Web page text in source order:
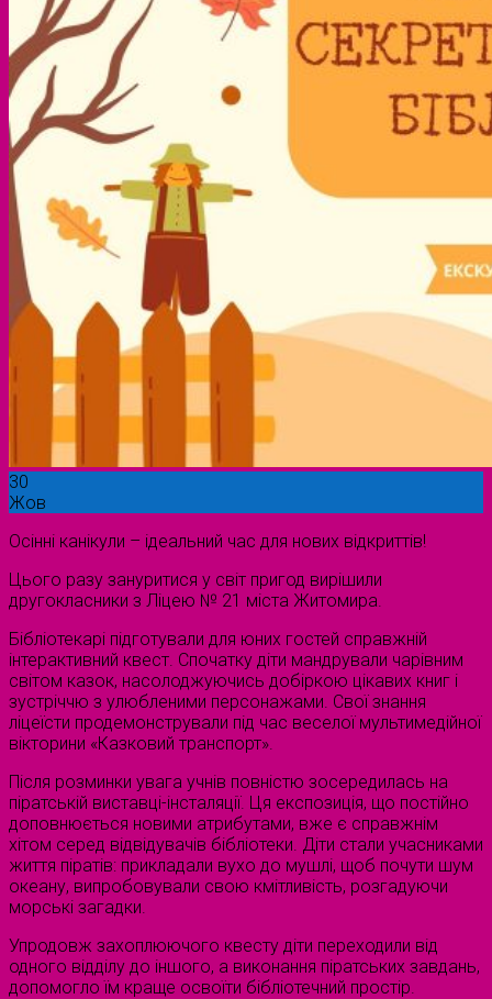
30
Жов
Осінні канікули – ідеальний час для нових відкриттів!
Цього разу зануритися у світ пригод вирішили
другокласники з Ліцею № 21 міста Житомира.
Бібліотекарі підготували для юних гостей справжній
інтерактивний квест. Спочатку діти мандрували чарівним
світом казок, насолоджуючись добіркою цікавих книг і
зустріччю з улюбленими персонажами. Свої знання
ліцеїсти продемонстрували під час веселої мультимедійної
вікторини «Казковий транспорт».
Після розминки увага учнів повністю зосередилась на
піратській виставці-інсталяції. Ця експозиція, що постійно
доповнюється новими атрибутами, вже є справжнім
хітом серед відвідувачів бібліотеки. Діти стали учасниками
життя піратів: прикладали вухо до мушлі, щоб почути шум
океану, випробовували свою кмітливість, розгадуючи
морські загадки.
Упродовж захоплюючого квесту діти переходили від
одного відділу до іншого, а виконання піратських завдань,
допомогло їм краще освоїти бібліотечний простір.